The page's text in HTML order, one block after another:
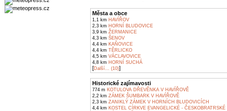
Města a obce
1,1 km HAVÍŘOV
2,3 km HORNÍ BLUDOVICE
3,9 km ŽERMANICE
4,3 km ŠENOV
4,4 km KAŇOVICE
4,4 km TĚRLICKO
4,5 km VÁCLAVOVICE
4,8 km HORNÍ SUCHÁ
[Další... (10)]
Historické zajímavosti
774 m KOTULOVA DŘEVĚNKA V HAVÍŘOVĚ
2,2 km ZÁMEK ŠUMBARK V HAVÍŘOVĚ
2,3 km ZANIKLÝ ZÁMEK V HORNÍCH BLUDOVICÍCH
4,4 km KOSTEL CÍRKVE EVANGELICKÉ - ČESKOBRATRSKÉ